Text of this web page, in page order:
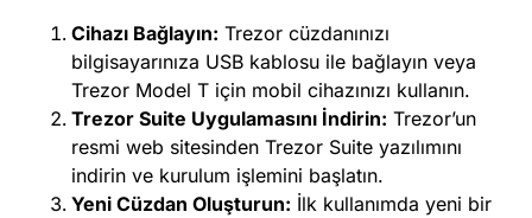
Cihazı Bağlayın: Trezor cüzdanınızı
bilgisayarınıza USB kablosu ile bağlayın veya
Trezor Model T için mobil cihazınızı kullanın.
Trezor Suite Uygulamasını İndirin: Trezor’un
resmi web sitesinden Trezor Suite yazılımını
indirin ve kurulum işlemini başlatın.
Yeni Cüzdan Oluşturun: İlk kullanımda yeni bir